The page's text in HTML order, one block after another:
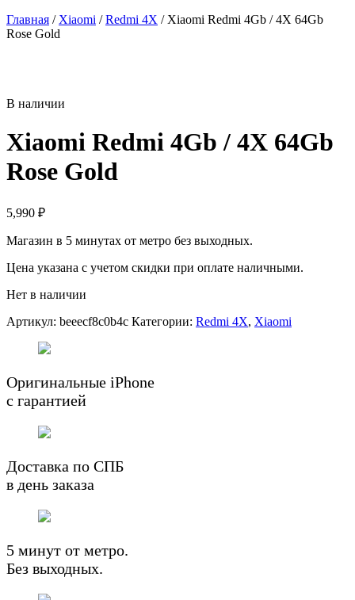
Главная / Xiaomi /Redmi 4X / Xiaomi Redmi 4Gb / 4X 64Gb
Rose Gold
В наличии
Xiaomi Redmi 4Gb / 4X 64Gb
Rose Gold
5,990 ₽
Магазин в 5 минутах от метро без выходных.
Цена указана с учетом скидки при оплате наличными.
Нет в наличии
Артикул: beeecf8c0b4c Категории: Redmi 4X, Xiaomi
Оригинальные iPhone
с гарантией
Доставка по СПБ
в день заказа
5 минут от метро.
Без выходных.